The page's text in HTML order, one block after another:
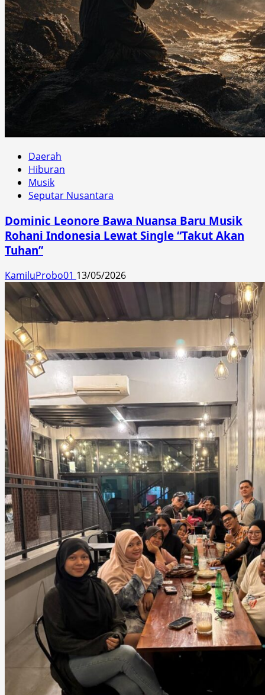
Daerah
Hiburan
Musik
Seputar Nusantara
Dominic Leonore Bawa Nuansa Baru Musik
Rohani Indonesia Lewat Single “Takut Akan
Tuhan”
KamiluProbo01 13/05/2026